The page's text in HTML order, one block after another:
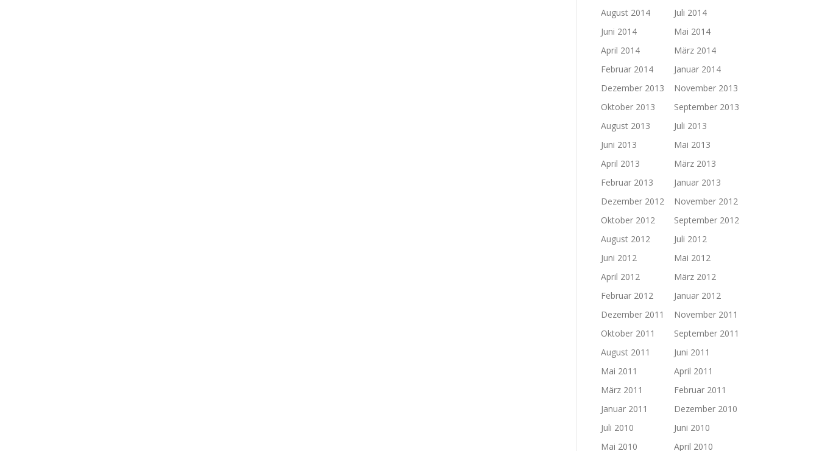
August 2014
Juli 2014
Juni 2014
Mai 2014
April 2014
März 2014
Februar 2014
Januar 2014
Dezember 2013
November 2013
Oktober 2013
September 2013
August 2013
Juli 2013
Juni 2013
Mai 2013
April 2013
März 2013
Februar 2013
Januar 2013
Dezember 2012
November 2012
Oktober 2012
September 2012
August 2012
Juli 2012
Juni 2012
Mai 2012
April 2012
März 2012
Februar 2012
Januar 2012
Dezember 2011
November 2011
Oktober 2011
September 2011
August 2011
Juni 2011
Mai 2011
April 2011
März 2011
Februar 2011
Januar 2011
Dezember 2010
Juli 2010
Juni 2010
Mai 2010
April 2010